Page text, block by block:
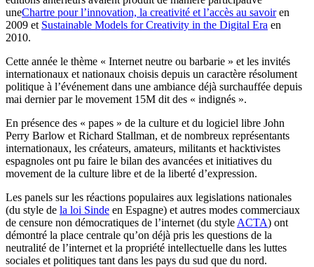
uneChartre pour l’innovation, la creativité et l’accès au savoiren
2009 et Sustainable Models for Creativity in the Digital Era en
2010.
Cette année le thème « Internet neutre ou barbarie » et les invités
internationaux et nationaux choisis depuis un caractère résolument
politique à l’événement dans une ambiance déjà surchauffée depuis
mai dernier par le movement 15M dit des « indignés ».
En présence des « papes » de la culture et du logiciel libre John
Perry Barlow et Richard Stallman, et de nombreux représentants
internationaux, les créateurs, amateurs, militants et hacktivistes
espagnoles ont pu faire le bilan des avancées et initiatives du
movement de la culture libre et de la liberté d’expression.
Les panels sur les réactions populaires aux legislations nationales
(du style de la loi Sinde en Espagne) et autres modes commerciaux
de censure non démocratiques de l’internet (du style ACTA) ont
démontré la place centrale qu’on déjà pris les questions de la
neutralité de l’internet et la propriété intellectuelle dans les luttes
sociales et politiques tant dans les pays du sud que du nord.